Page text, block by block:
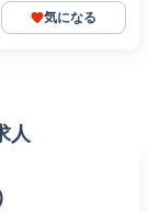
気になる
人